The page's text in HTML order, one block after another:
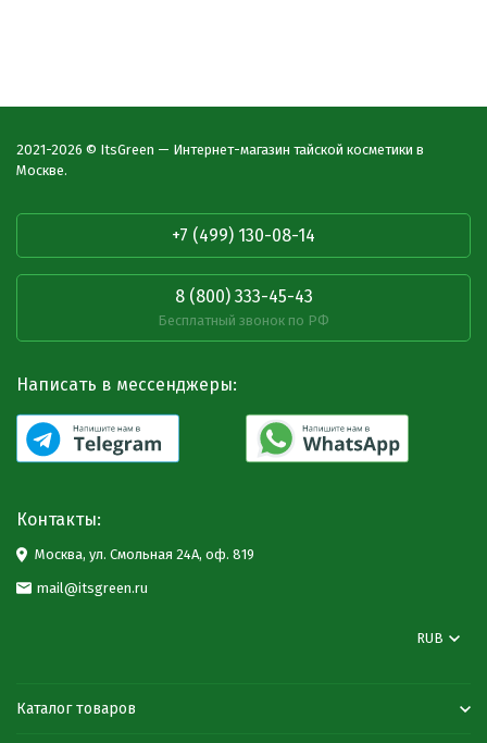
2021-2026 © ItsGreen — Интернет-магазин тайской косметики в
Москве.
+7 (499) 130-08-14
8 (800) 333-45-43
Бесплатный звонок по РФ
Написать в мессенджеры:
Контакты:
Москва, ул. Смольная 24А, оф. 819
mail@itsgreen.ru
RUB
Каталог товаров